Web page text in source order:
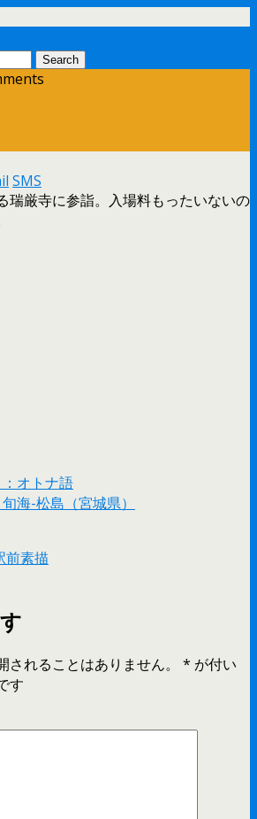
SMS
瑞厳寺に参詣。入場料もったいないの
オトナ語
海-松島（宮城県）
前素描
れることはありません。 * が付い
す